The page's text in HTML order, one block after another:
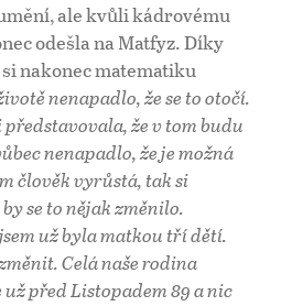
ale kvůli kádrovému
odešla na Matfyz. Díky
nakonec matematiku
nenapadlo, že se to otočí.
představovala, že v tom budu
nenapadlo, že je možná
člověk vyrůstá, tak si
se to nějak změnilo.
už byla matkou tří dětí.
Celá naše rodina
před Listopadem 89 a nic